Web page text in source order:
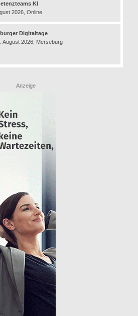
KI
2026, Online
Digitaltage
August 2026, Merseburg
Anzeige